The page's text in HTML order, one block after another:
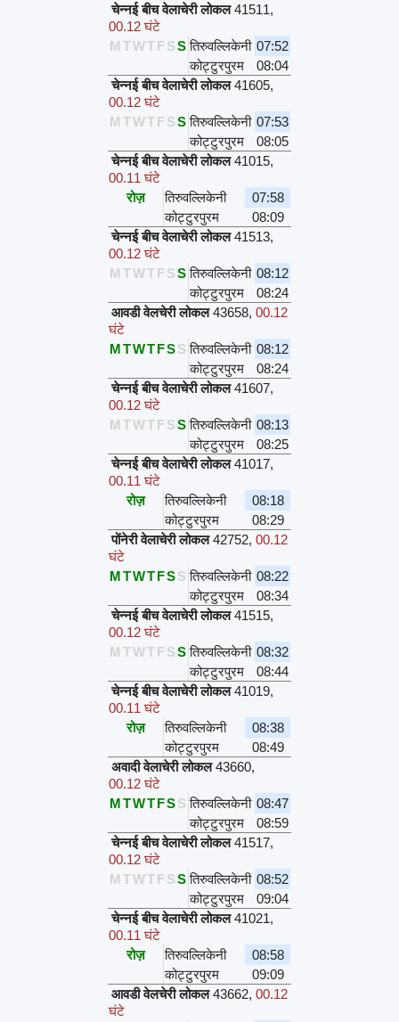
चेन्नई बीच वेलाचेरी लोकल 41511,
00.12 घंटे
M TWTFSS तिरुवल्लिकेनी 07:52
कोट्टुरपुरम
08:04
चेन्नई बीच वेलाचेरी लोकल 41605,
00.12 घंटे
M TWTFSS तिरुवल्लिकेनी 07:53
कोट्टुरपुरम
08:05
चेन्नई बीच वेलाचेरी लोकल 41015,
00.11 घंटे
रोज़
तिरुवल्लिकेनी
07:58
कोट्टुरपुरम
08:09
चेन्नई बीच वेलाचेरी लोकल 41513,
00.12 घंटे
M TWTFSS तिरुवल्लिकेनी 08:12
कोट्टुरपुरम
08:24
आवडी वेलचेरी लोकल43658,00.12
घंटे
MTWTFSS तिरुवल्लिकेनी 08:12
कोट्टुरपुरम
08:24
चेन्नई बीच वेलाचेरी लोकल 41607,
00.12 घंटे
M TWTFSS तिरुवल्लिकेनी 08:13
कोट्टुरपुरम
08:25
चेन्नई बीच वेलाचेरी लोकल 41017,
00.11 घंटे
रोज़
तिरुवल्लिकेनी
08:18
कोट्टुरपुरम
08:29
पोंनेरी वेलाचेरी लोकल 42752,00.12
घंटे
MTWTFSS तिरुवल्लिकेनी 08:22
कोट्टुरपुरम
08:34
चेन्नई बीच वेलाचेरी लोकल 41515,
00.12 घंटे
M TWTFSS तिरुवल्लिकेनी 08:32
कोट्टुरपुरम
08:44
चेन्नई बीच वेलाचेरी लोकल 41019,
00.11 घंटे
रोज़
तिरुवल्लिकेनी
08:38
कोट्टुरपुरम
08:49
अवादी वेलाचेरी लोकल 43660,
00.12 घंटे
MTWTFSS तिरुवल्लिकेनी 08:47
कोट्टुरपुरम
08:59
चेन्नई बीच वेलाचेरी लोकल 41517,
00.12 घंटे
M TWTFSS तिरुवल्लिकेनी 08:52
कोट्टुरपुरम
09:04
चेन्नई बीच वेलाचेरी लोकल 41021,
00.11 घंटे
रोज़
तिरुवल्लिकेनी
08:58
कोट्टुरपुरम
09:09
आवडी वेलचेरी लोकल43662,00.12
घंटे